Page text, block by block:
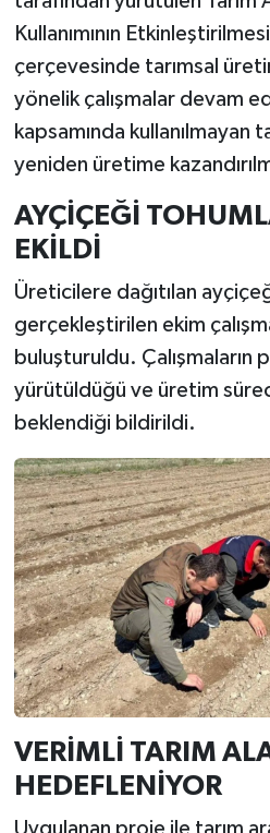
Kullanımının
çerçevesinde tarımsal
yönelik çalışmalar devam
kapsamında kullanılmayan
yeniden üretime
AYÇİÇEĞİ
EKİLDİ
Üreticilere dağıtılan
gerçekleştirilen ekim
buluşturuldu. Çalışmaların
yürütüldüğü ve üretim
beklendiği bildirildi.
VERİMLİ TARIM
HEDEFLENİYOR